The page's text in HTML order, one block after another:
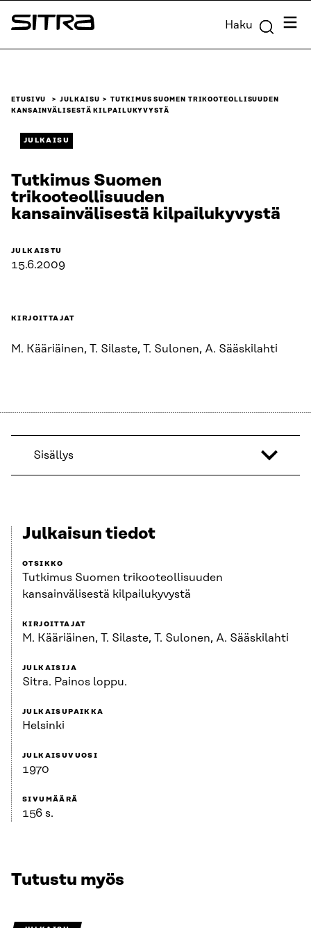
Siirry
suoraan
Sitra Haku
ETUSIVU JULKAISU
TUTKIMUS SUOMEN TRIKOOTEOLLISUUDEN
KANSAINVÄLISESTÄ KILPAILUKYVYSTÄ
JULKAISU
Tutkimus Suomen
trikooteollisuuden
kansainvälisestä kilpailukyvystä
JULKAISTU
15.6.2009
KIRJOITTAJAT
M. Kääriäinen, T. Silaste, T. Sulonen, A. Sääskilahti
Sisällys
Julkaisun tiedot
OTSIKKO
Tutkimus Suomen trikooteollisuuden
kansainvälisestä kilpailukyvystä
KIRJOITTAJAT
M. Kääriäinen, T. Silaste, T. Sulonen, A. Sääskilahti
JULKAISIJA
Sitra. Painos loppu.
JULKAISUPAIKKA
Helsinki
JULKAISUVUOSI
1970
SIVUMÄÄRÄ
156 s.
Tutustu myös